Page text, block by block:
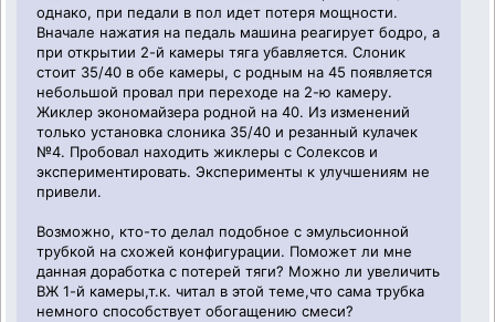
однако, при педали в пол идет потеря мощности.
Вначале нажатия на педаль машина реагирует бодро, а
при открытии 2-й камеры тяга убавляется. Слоник
стоит 35/40 в обе камеры, с родным на 45 появляется
небольшой провал при переходе на 2-ю камеру.
Жиклер экономайзера родной на 40. Из изменений
только установка слоника 35/40 и резанный кулачек
№4. Пробовал находить жиклеры с Солексов и
экспериментировать. Эксперименты к улучшениям не
привели.
Возможно, кто-то делал подобное с эмульсионной
трубкой на схожей конфигурации. Поможет ли мне
данная доработка с потерей тяги? Можно ли увеличить
ВЖ 1-й камеры,т.к. читал в этой теме,что сама трубка
немного способствует обогащению смеси?